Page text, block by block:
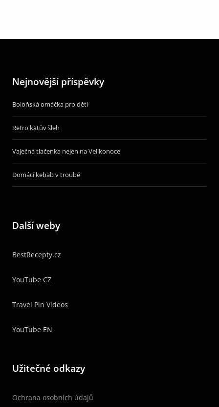
Nejnovější příspěvky
Boloňská omáčka pro děti
Retro katův šleh
Vaječná tlačenka nejen na Velikonoce
Domácí kebab v troubě
Další weby
BestRecepty.cz
YouTube CZ
Travel Pin Videos
YouTube EN
Užitečné odkazy
Ochrana osobních údajů